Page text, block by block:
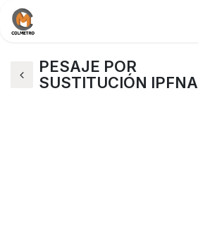
PESAJE POR
SUSTITUCIÓN IPFNA